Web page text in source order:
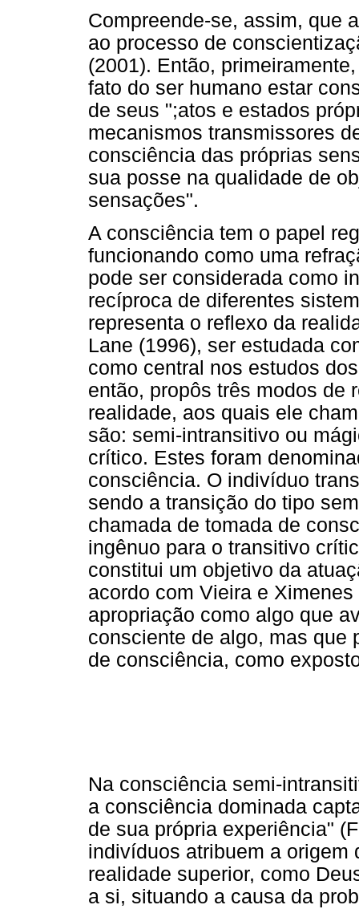
Compreende-se, assim, que
ao processo de
(2001). Então,
fato do ser humano estar
de seus ";atos e estados
mecanismos transmissores
consciência das próprias
sua posse na qualidade de
sensações".
A consciência tem o papel
funcionando como uma
pode ser considerada como
recíproca de diferentes
representa o reflexo da
Lane (1996), ser estudada
como central nos estudos
então, propôs três modos de
realidade, aos quais ele
são: semi-intransitivo ou
crítico. Estes foram
consciência. O indivíduo
sendo a transição do tipo
chamada de tomada de
ingênuo para o transitivo
constitui um objetivo da
acordo com Vieira e
apropriação como algo que
consciente de algo, mas que
de consciência, como
Na consciência semi-
a consciência dominada
de sua própria experiência"
indivíduos atribuem a origem
realidade superior, como
a si, situando a causa da